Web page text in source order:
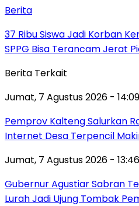
Berita
37 Ribu Siswa Jadi Korban
SPPG Bisa Terancam Jerat
Berita Terkait
Jumat, 7 Agustus 2026 -
Pemprov Kalteng Salurkan
Internet Desa Terpencil
Jumat, 7 Agustus 2026 -
Gubernur Agustiar Sabran
Lurah Jadi Ujung Tombak